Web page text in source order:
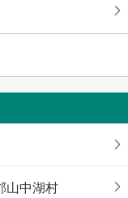
山中湖村